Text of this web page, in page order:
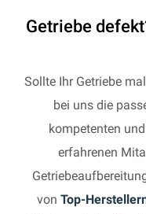
Getriebe
Sollte Ihr Getriebe
bei uns die
kompetenten
erfahrenen
von Top-